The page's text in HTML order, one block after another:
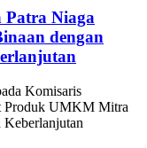
Patra Niaga
dengan
Komisaris
Produk UMKM Mitra
Keberlanjutan